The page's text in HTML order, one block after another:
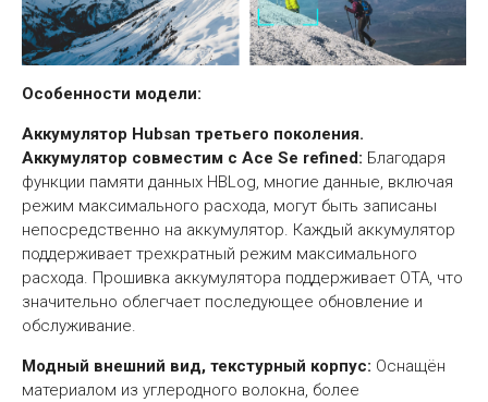
Особенности модели:
Аккумулятор Hubsan третьего поколения.
Аккумулятор совместим с Aсe Se refined: Благодаря
функции памяти данных НВLog, многие данные, включая
режим максимального расхода, могут быть записаны
непосредственно на аккумулятор. Каждый аккумулятор
поддерживает трехкратный режим максимального
расхода. Прошивка аккумулятора поддерживает ОТА, что
значительно облегчает последующее обновление и
обслуживание.
Модный внешний вид, текстурный корпус: Оснащён
материалом из углеродного волокна, более